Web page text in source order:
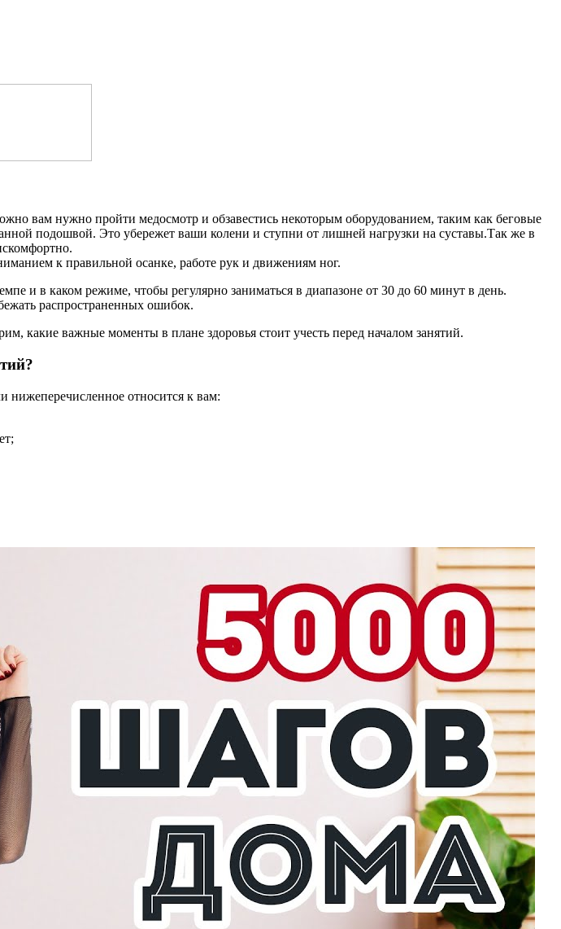
вам нужно пройти медосмотр и обзавестись некоторым оборудованием, таким как беговые
подошвой. Это убережет ваши колени и ступни от лишней нагрузки на суставы.Так же в
к правильной осанке, работе рук и движениям ног.
и в каком режиме, чтобы регулярно заниматься в диапазоне от 30 до 60 минут в день.
распространенных ошибок.
какие важные моменты в плане здоровья стоит учесть перед началом занятий.
нижеперечисленное относится к вам: